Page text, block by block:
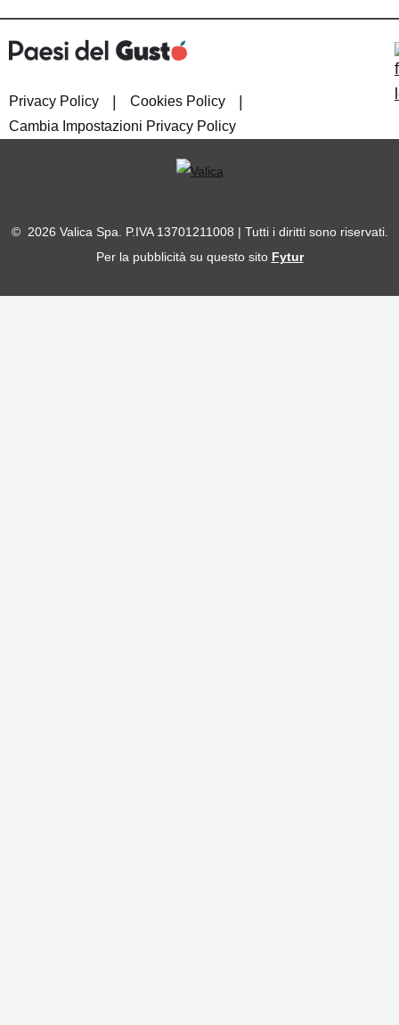
Privacy Policy Cookies Policy
Cambia Impostazioni Privacy Policy
© 2026 Valica Spa. P.IVA 13701211008 | Tutti i diritti sono riservati.
Per la pubblicità su questo sito Fytur